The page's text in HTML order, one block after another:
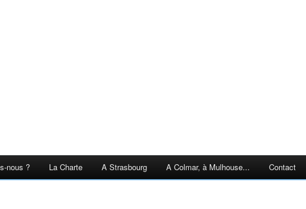
nous ? La Charte A Strasbourg A Colmar, à Mulhouse... Contact